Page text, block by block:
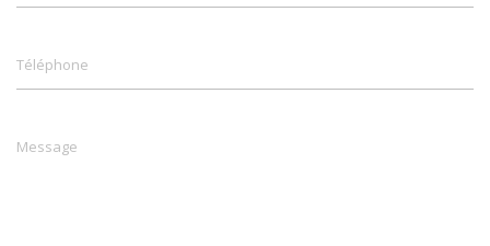
Téléphone
Message